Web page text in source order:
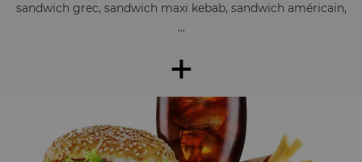
sandwich grec, sandwich maxi kebab, sandwich américain,
...
+